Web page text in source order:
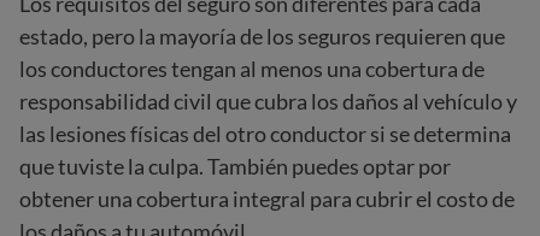
estado, pero la mayoría de los seguros requieren que
los conductores tengan al menos una cobertura de
responsabilidad civil que cubra los daños al vehículo y
las lesiones físicas del otro conductor si se determina
que tuviste la culpa. También puedes optar por
obtener una cobertura integral para cubrir el costo de